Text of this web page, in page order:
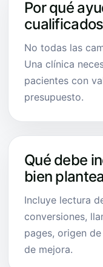
Por qué
cualificados
No todas las
Una clínica
pacientes con
presupuesto.
Qué debe
bien
Incluye lectura
conversiones,
pages, origen
de mejora.